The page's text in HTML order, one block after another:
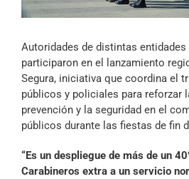
Archivo
Autoridades de distintas entidades
participaron en el lanzamiento
Segura, iniciativa que coordina el
públicos y policiales para reforzar
prevención y la seguridad en el
públicos durante las fiestas de fin
“Es un despliegue de más de un
Carabineros extra a un servicio